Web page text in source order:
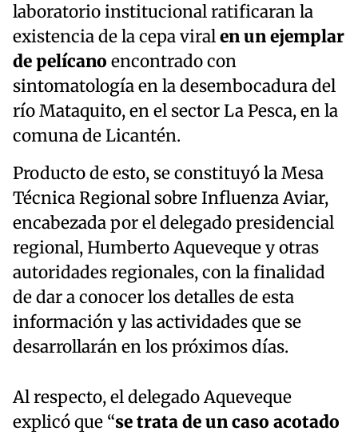
laboratorio institucional ratificaran la
existencia de la cepa viralen un ejemplar
de pelícano encontrado con
sintomatología en la desembocadura del
río Mataquito, en el sector La Pesca, en la
comuna de Licantén.
Producto de esto, se constituyó la Mesa
Técnica Regional sobre Influenza Aviar,
encabezada por el delegado presidencial
regional, Humberto Aqueveque y otras
autoridades regionales, con la finalidad
de dar a conocer los detalles de esta
información y las actividades que se
desarrollarán en los próximos días.
Al respecto, el delegado Aqueveque
explicó que “se trata de un caso acotado